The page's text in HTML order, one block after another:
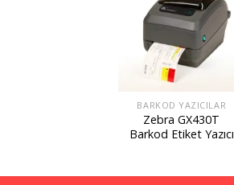
BARKOD YAZICILAR
Zebra GX430T
Barkod Etiket Yazıcı